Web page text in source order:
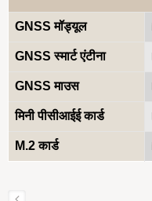
GNSS मॉड्यूल
GNSS स्मार्ट एंटीना
GNSS माउस
मिनी पीसीआईई कार्ड
M.2 कार्ड